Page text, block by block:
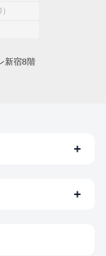
新宿8階